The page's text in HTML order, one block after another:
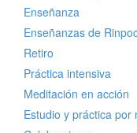
Enseñanza
Enseñanzas de
Retiro
Práctica intensiva
Meditación en acción
Estudio y práctica por